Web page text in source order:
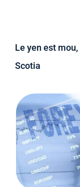
Le yen est
Scotia